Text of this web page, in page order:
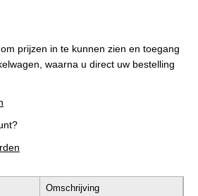
prijzen in te kunnen zien en toegang
waarna u direct uw bestelling
Omschrijving